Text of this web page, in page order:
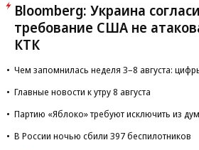
Bloomberg: Украина
требование США не
КТК
Чем запомнилась неделя 3–8 августа:
Главные новости к утру 8 августа
Партию «Яблоко» требуют исключить из
В России ночью сбили 397 беспилотников